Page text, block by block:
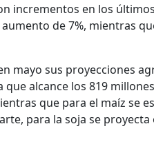
incrementos en los
de 7%, mientras
mayo sus proyecciones
alcance los 819
que para el maíz se
para la soja se proyecta